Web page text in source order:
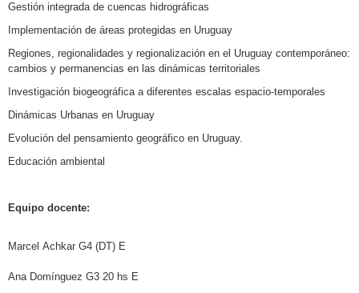
Gestión integrada de cuencas hidrográficas
Implementación de áreas protegidas en Uruguay
Regiones, regionalidades y regionalización en el Uruguay contemporáneo:
cambios y permanencias en las dinámicas territoriales
Investigación biogeográfica a diferentes escalas espacio-temporales
Dinámicas Urbanas en Uruguay
Evolución del pensamiento geográfico en Uruguay.
Educación ambiental
Equipo docente:
Marcel Achkar G4 (DT) E
Ana Domínguez G3 20 hs E